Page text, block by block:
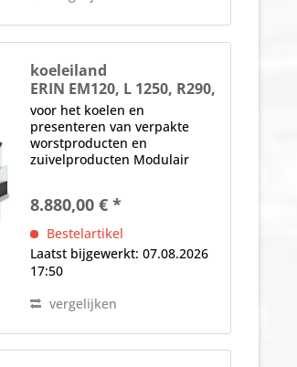
koeleiland
ERIN EM120, L 1250, R290,
nachtblind
voor het koelen en
presenteren van verpakte
worstproducten en
zuivelproducten Modulair
Basisversie zonder plexiglas
zijpanelen (speciale
accessoire) Elektronische...
8.880,00 € *
Bestelartikel
Laatst bijgewerkt: 07.08.2026
17:50
vergelijken